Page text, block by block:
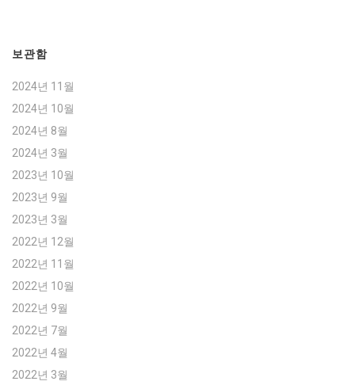
보관함
2024년 11월
2024년 10월
2024년 8월
2024년 3월
2023년 10월
2023년 9월
2023년 3월
2022년 12월
2022년 11월
2022년 10월
2022년 9월
2022년 7월
2022년 4월
2022년 3월